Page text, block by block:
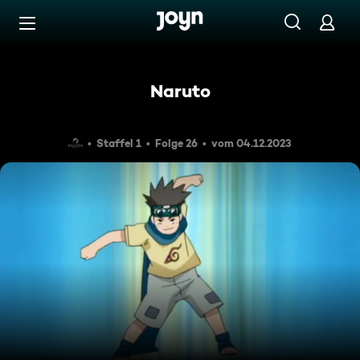
Zum Inhalt springen
Naruto
Staffel 1 Folge 26 vom 04.12.2023